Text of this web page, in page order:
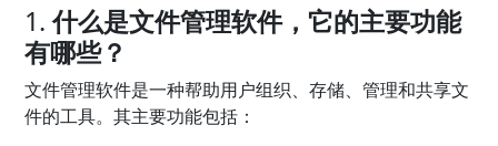
1.什么是文件管理软件，它的主要功能
有哪些？
文件管理软件是一种帮助用户组织、存储、管理和共享文
件的工具。其主要功能包括：